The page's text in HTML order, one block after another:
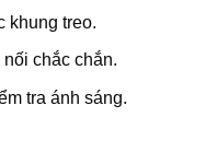
khung treo.
chắc chắn.
tra ánh sáng.